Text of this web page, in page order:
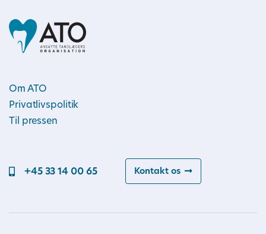
Om ATO
Privatlivspolitik
Til pressen
+45 33 14 00 65 Kontakt os